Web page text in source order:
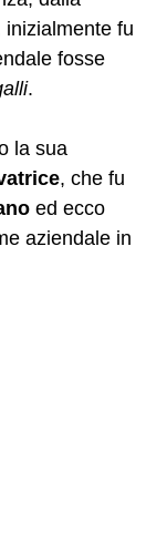
fu
fosse
.
la sua
, che fu
ed ecco
aziendale in